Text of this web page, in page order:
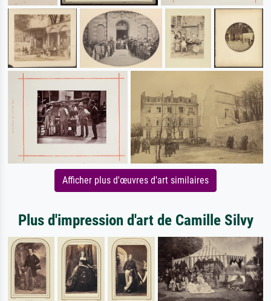
Afficher plus d'œuvres d'art similaires
Plus d'impression d'art de Camille Silvy